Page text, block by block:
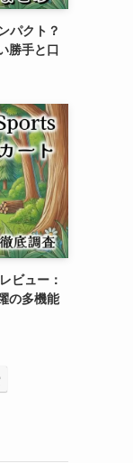
パクト？
勝手と口
ビュー：
の多機能